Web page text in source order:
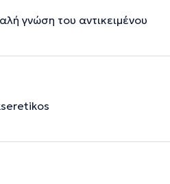
γνώση του αντικειμένου